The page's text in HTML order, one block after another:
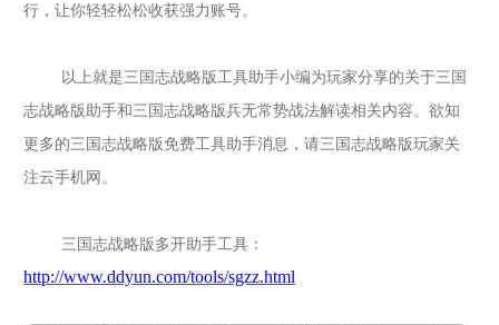
行，让你轻轻松松收获强力账号。
以上就是三国志战略版工具助手小编为玩家分享的关于三国
志战略版助手和三国志战略版兵无常势战法解读相关内容。欲知
更多的三国志战略版免费工具助手消息，请三国志战略版玩家关
注云手机网。
三国志战略版多开助手工具：
http://www.ddyun.com/tools/sgzz.html